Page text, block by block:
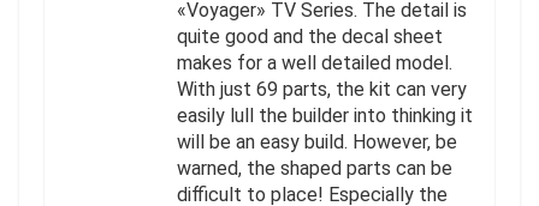
«Voyager» TV Series. The detail is
quite good and the decal sheet
makes for a well detailed model.
With just 69 parts, the kit can very
easily lull the builder into thinking it
will be an easy build. However, be
warned, the shaped parts can be
difficult to place! Especially the